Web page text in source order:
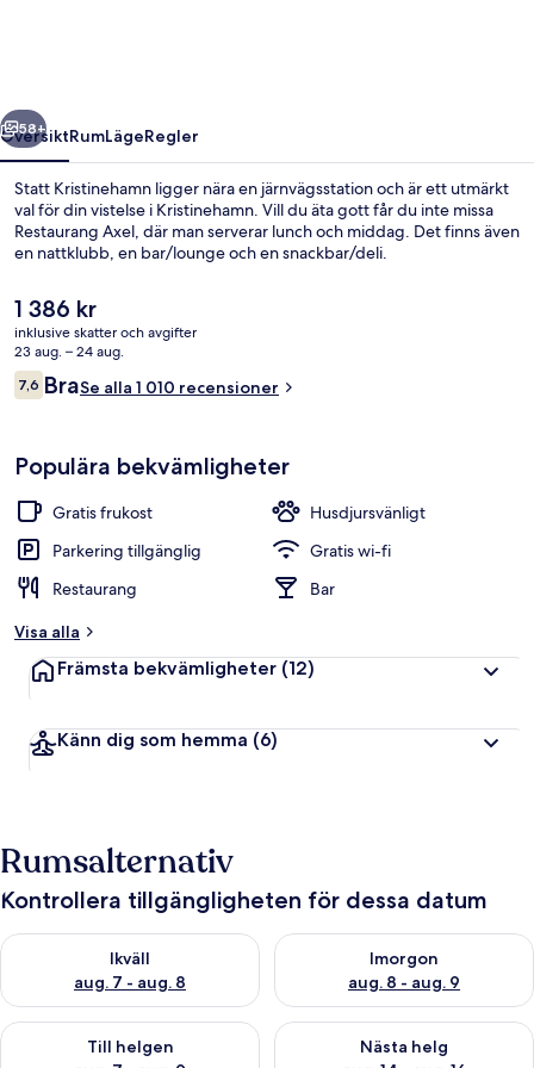
Boendets fasad
Nästa
58+
ÖversiktRumLägeRegler
Statt Kristinehamn ligger nära en järnvägsstation och är ett utmärkt
val för din vistelse i Kristinehamn. Vill du äta gott får du inte missa
Restaurang Axel, där man serverar lunch och middag. Det finns även
en nattklubb, en bar/lounge och en snackbar/deli.
Det
nuvarande
priset
är
1 386 kr
1 386 kr
inklusive skatter och avgifter
23 aug. – 24 aug.
Recensioner
7,67,6 av 10,
BraSe alla 1 010 recensioner
Populära bekvämligheter
Gratis frukost
Husdjursvänligt
Parkering tillgänglig
Gratis wi-fi
Restaurang
Bar
Visa alla
Främsta bekvämligheter (12)
Känn dig som hemma (6)
Rumsalternativ
Kontrollera tillgängligheten för dessa datum
Ikväll
aug. 7 - aug. 8
Kontrollera tillgängligheten för ikväll aug. 7 - aug. 8
Imorgon
aug. 8 - aug. 9
Kontrollera tillgängligheten
Till helgen
Kontrollera tillgängligheten för den här helgen aug. 7 - aug. 9
Nästa helg
Kontrollera tillgängligheten